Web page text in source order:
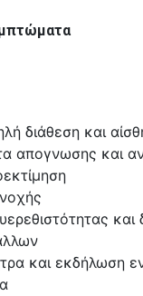
διάθεση και
απογνωσης και
και
και εκδήλωση